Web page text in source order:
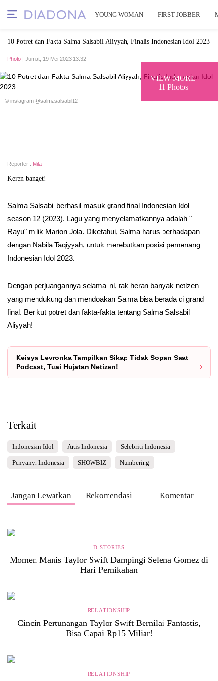
YOUNG WOMAN FIRST JOBBER
10 Potret dan Fakta Salma Salsabil Aliyyah, Finalis Indonesian Idol 2023
Photo | Jumat, 19 Mei 2023 13:32
VIEW MORE
11 Photos
© instagram @salmasalsabil12
Reporter : Mila
Keren banget!
Salma Salsabil berhasil masuk grand final Indonesian Idol
season 12 (2023). Lagu yang menyelamatkannya adalah "
Rayu" milik Marion Jola. Diketahui, Salma harus berhadapan
dengan Nabila Taqiyyah, untuk merebutkan posisi pemenang
Indonesian Idol 2023.
Dengan perjuangannya selama ini, tak heran banyak netizen
yang mendukung dan mendoakan Salma bisa berada di grand
final. Berikut potret dan fakta-fakta tentang Salma Salsabil
Aliyyah!
Keisya Levronka Tampilkan Sikap Tidak Sopan Saat
Podcast, Tuai Hujatan Netizen!
Terkait
Indonesian Idol Artis Indonesia Selebriti Indonesia
Penyanyi Indonesia SHOWBIZ Numbering
Jangan Lewatkan Rekomendasi Komentar
D-STORIES
Momen Manis Taylor Swift Dampingi Selena Gomez di
Hari Pernikahan
RELATIONSHIP
Cincin Pertunangan Taylor Swift Bernilai Fantastis,
Bisa Capai Rp15 Miliar!
RELATIONSHIP